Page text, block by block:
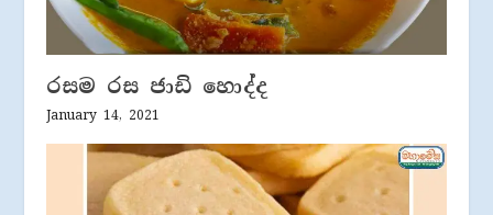
රසම රස ජාඩි හොද්ද
January 14, 2021